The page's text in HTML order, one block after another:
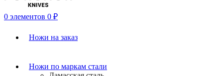
0 элементов 0 ₽
Ножи на заказ
Ножи по маркам стали